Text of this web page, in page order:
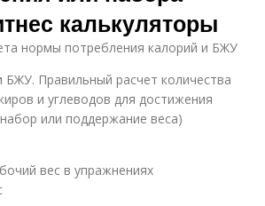
калькуляторы
нормы потребления калорий и БЖУ
БЖУ. Правильный расчет количества
и углеводов для достижения
или поддержание веса)
вес в упражнениях